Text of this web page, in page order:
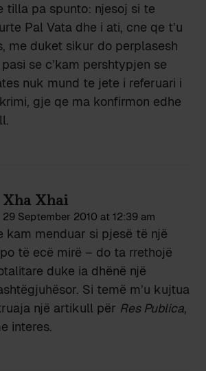
tilla pa spunto: njesoj si te
Pal Vata dhe i ati, cne qe t’u
me duket sikur do perplasesh
se c’kam pershtypjen se
nuk mund te jete i referuari i
gje qe ma konfirmon edhe
Xha Xhai
29 September 2010 at 12:39 am
kam menduar si pjesë të një
të ecë mirë – do ta rrethojë
duke ia dhënë një
Si temë m’u kujtua
një artikull për Res Publica,
interes.